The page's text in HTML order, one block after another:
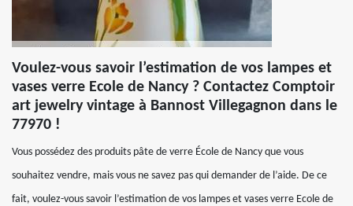
Voulez-vous savoir l’estimation de vos lampes et
vases verre Ecole de Nancy ? Contactez Comptoir
art jewelry vintage à Bannost Villegagnon dans le
77970 !
Vous possédez des produits pâte de verre École de Nancy que vous
souhaitez vendre, mais vous ne savez pas qui demander de l’aide. De ce
fait, voulez-vous savoir l’estimation de vos lampes et vases verre Ecole de